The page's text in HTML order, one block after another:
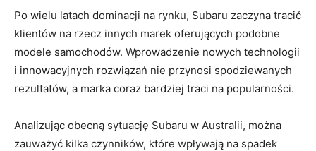
Po wielu‍ latach‌ dominacji ⁣na rynku, Subaru‌ zaczyna tracić
klientów ​na rzecz innych ⁢marek oferujących podobne
modele samochodów. Wprowadzenie nowych technologii
​i innowacyjnych rozwiązań nie przynosi spodziewanych
rezultatów, a marka coraz bardziej traci na popularności.
Analizując obecną sytuację Subaru ​w Australii, można
zauważyć kilka czynników, które wpływają na spadek